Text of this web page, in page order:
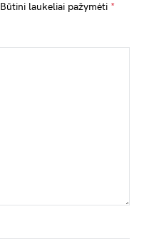
Būtini laukeliai pažymėti *